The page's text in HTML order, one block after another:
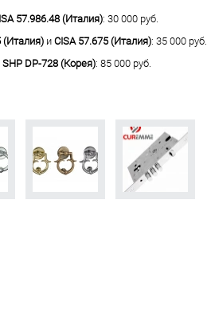
57.986.48 (Италия): 30 000 руб.
(Италия) и CISA 57.675 (Италия): 35 000 руб.
DP-728 (Корея): 85 000 руб.